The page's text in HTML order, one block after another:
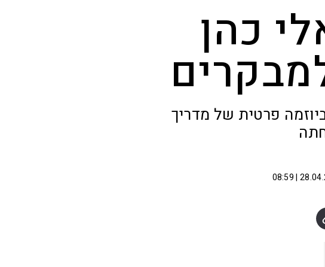
כהן
פרטית של מדריך